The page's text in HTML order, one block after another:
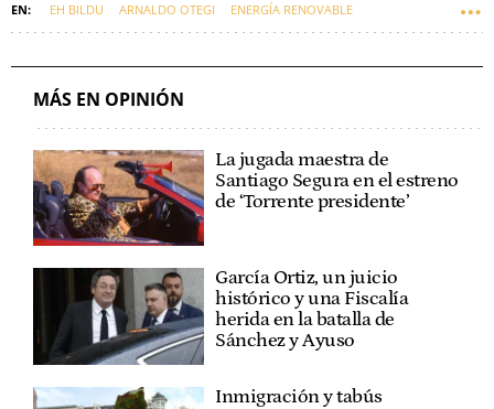
EH BILDU ARNALDO OTEGI ENERGÍA RENOVABLE
MÁS EN OPINIÓN
La jugada maestra de
Santiago Segura en el estreno
de ‘Torrente presidente’
García Ortiz, un juicio
histórico y una Fiscalía
herida en la batalla de
Sánchez y Ayuso
Inmigración y tabús